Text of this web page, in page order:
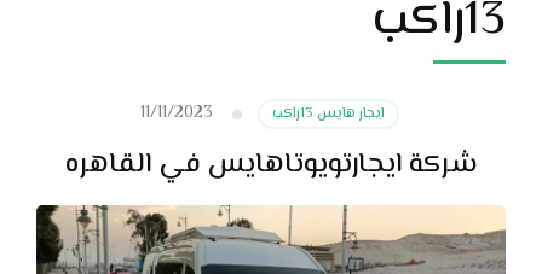
13راكب
ايجار هايس 13راكب 11/11/2023
شركة ايجارتويوتاهايس في القاهره